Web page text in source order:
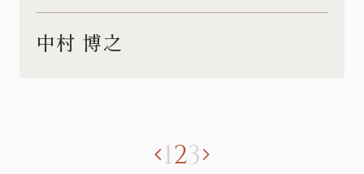
中村 博之
123